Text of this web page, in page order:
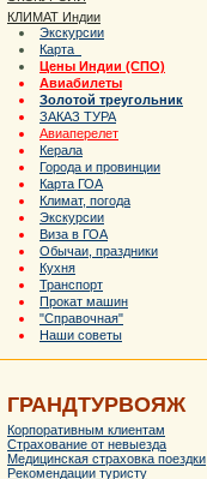
КЛИМАТ Индии
Экскурсии
Карта
Цены Индии (СПО)
Авиабилеты
Золотой треугольник
ЗАКАЗ ТУРА
Авиаперелет
Керала
Города и провинции
Карта ГОА
Климат, погода
Экскурсии
Виза в ГОА
Обычаи, праздники
Кухня
Транспорт
Прокат машин
"Справочная"
Наши советы
ГРАНДТУРВОЯЖ
Корпоративным клиентам
Страхование от невыезда
Медицинская страховка поездки
Рекомендации туристу